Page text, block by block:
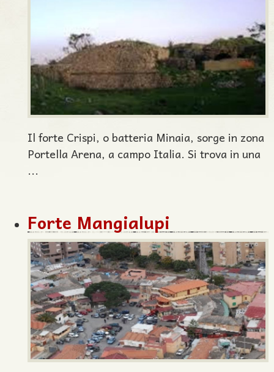
Il forte Crispi, o batteria Minaia, sorge in zona
Portella Arena, a campo Italia. Si trova in una
...
Forte Mangialupi